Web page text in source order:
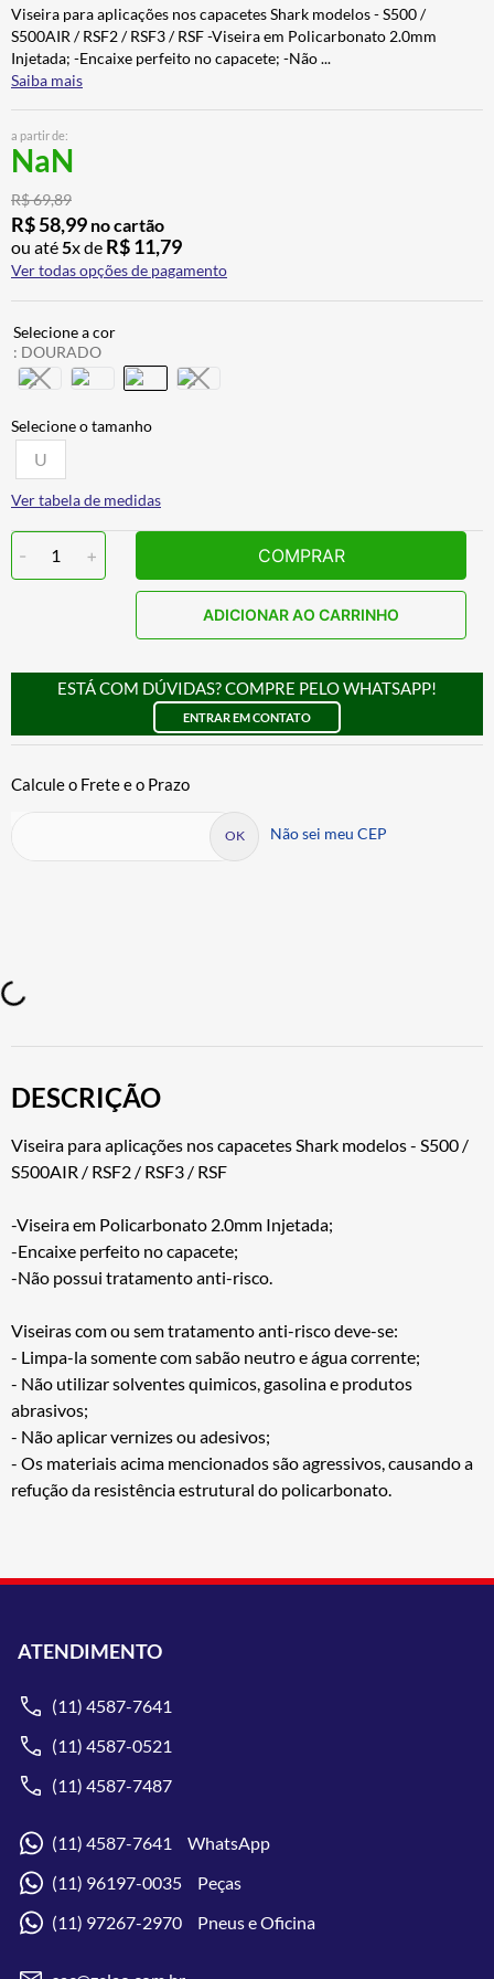
Viseira para aplicações nos capacetes Shark modelos - S500 /
S500AIR / RSF2 / RSF3 / RSF -Viseira em Policarbonato 2.0mm
Injetada; -Encaixe perfeito no capacete; -Não...
Saiba mais
a partir de:
NaN
R$69,89
R$58,99 no cartão
ou até 5x de R$11,79
Ver todas opções de pagamento
: DOURADO
U
Ver tabela de medidas
- 1 + COMPRAR
ADICIONAR AO CARRINHO
ESTÁ COM DÚVIDAS? COMPRE PELO WHATSAPP!
ENTRAR EM CONTATO
Não sei meu CEP
DESCRIÇÃO
Viseira para aplicações nos capacetes Shark modelos - S500 /
S500AIR / RSF2 / RSF3 / RSF
-Viseira em Policarbonato 2.0mm Injetada;
-Encaixe perfeito no capacete;
-Não possui tratamento anti-risco.
Viseiras com ou sem tratamento anti-risco deve-se:
- Limpa-la somente com sabão neutro e água corrente;
- Não utilizar solventes quimicos, gasolina e produtos
abrasivos;
- Não aplicar vernizes ou adesivos;
- Os materiais acima mencionados são agressivos, causando a
refução da resistência estrutural do policarbonato.
ATENDIMENTO
(11) 4587-7641
(11) 4587-0521
(11) 4587-7487
(11) 4587-7641 WhatsApp
(11) 96197-0035 Peças
(11) 97267-2970 Pneus e Oficina
7º BAU
8º CALÇA
9º AIROH
10º